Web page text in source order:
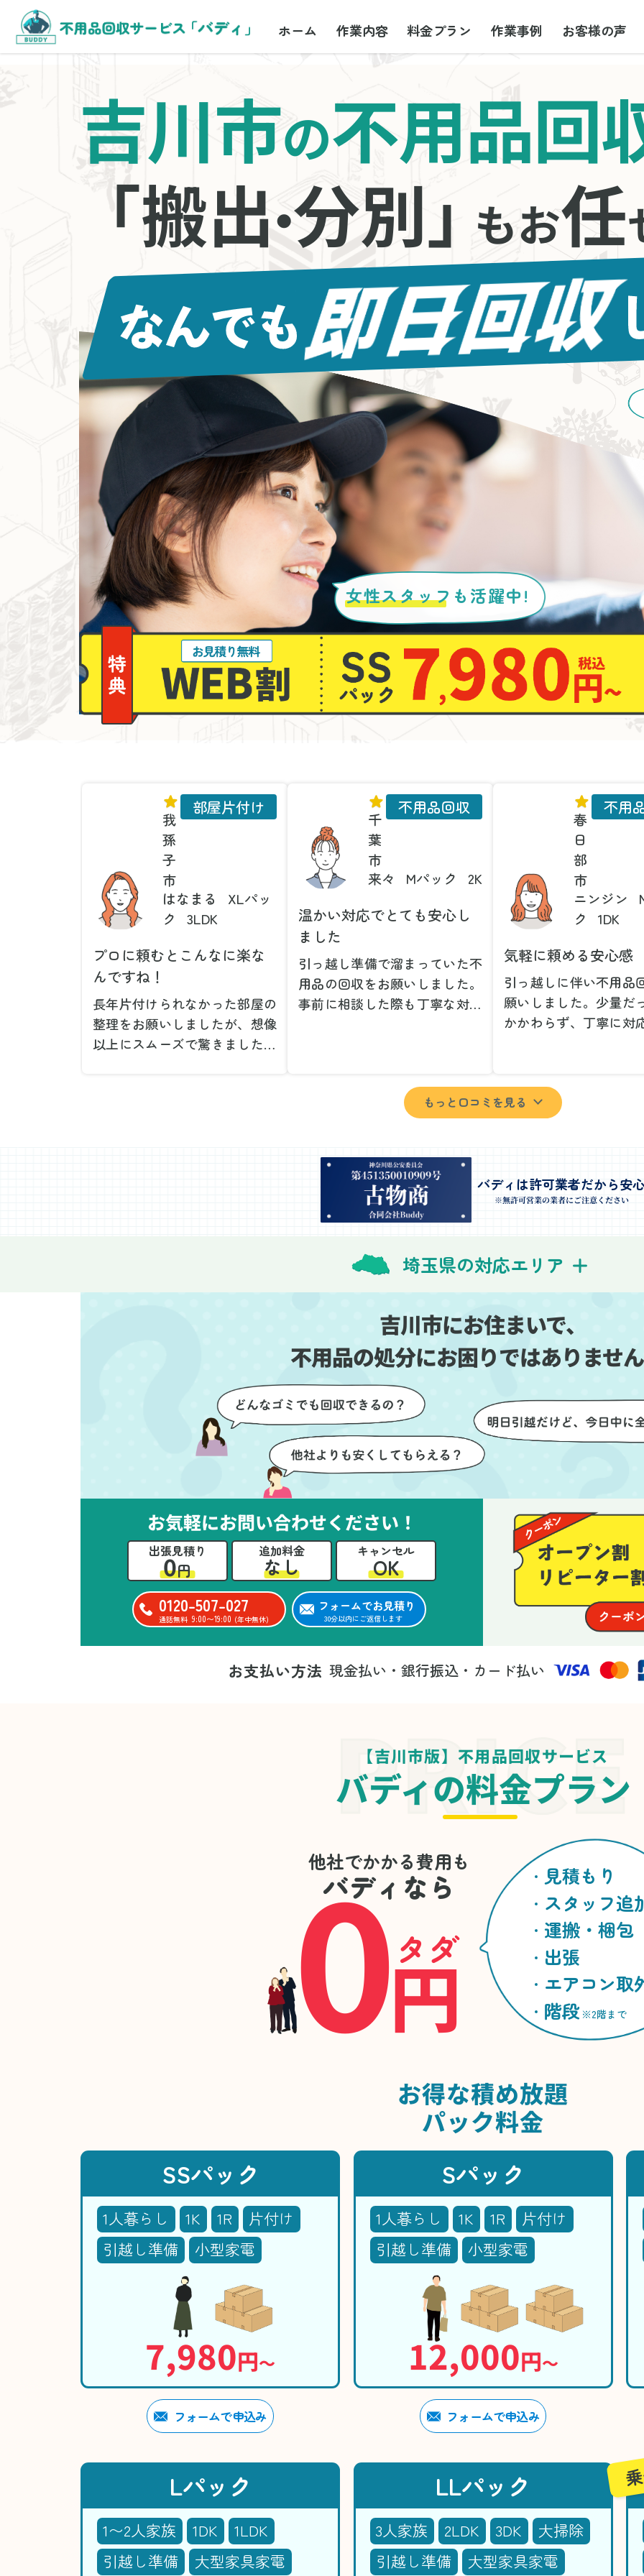
ホーム 作業内容 料金プラン 作業事例 お客様の声
吉川市の不用品回
「搬出・分別」もお任
女性スタッフ も活躍中!
我
孫
子
市
はなまる
XLパッ
ク
3LDK
部屋片付け
プロに頼むとこんなに楽な
んですね！
長年片付けられなかった部屋の
整理をお願いしましたが、想像
以上にスムーズで驚きました。
了後には部屋全体を清掃してい
ただき、まるで新しい家のよう
な清潔感に感動しました。
千
葉
市
来々
Mパック 2K
不用品回収
温かい対応でとても安心し
ました
引っ越し準備で溜まっていた不
用品の回収をお願いしました。
事前に相談した際も丁寧な対応
いものが多かったのですが、手
際よく対応していただき驚きま
ださり、作業の流れや注意点を
しっかり説明していただけたの
で、こちらも安心感を持って作
業を見守ることができました。
けないように細心の注意を払っ
かったです。作業が終わった後
には、こちらからお願いしなく
ても部屋を簡単に清掃していた
だけたのも好印象でした。
さらに、分別の仕方やリサイク
ル可能なものについても教えて
いただき、今後の片付けにも役
立つ知識が増えました。また何
ービスをありがとうございまし
た。
春
日
部
市
ニンジン
ク
1DK
不用
気軽に頼める安心感
引っ越しに伴い不用品
願いしました。少量だ
かかわらず、丁寧に対
じてくださり、次回も
いしたいと思いました
特に、自分では持ち運
業を終えることができ
事前に見積もりを取っ
できました。引っ越し
とができました。
もっと口コミを見る
バディは許可業者だから安
※無許可営業の業者にご注意ください
埼玉県の対応エリア
吉川市にお住まいで、
不用品の処分にお困りではありませ
お気軽にお問い合わせください！
出張見積り
0円
追加料金
なし
キャンセル
OK
0120-507-027
通話無料 9:00〜19:00 (年中無休)
フォームでお見積り
30分以内にご返信します
お支払い方法 現金払い・銀行振込・カード払い
【吉川市版】不用品回収サービス
バディの料金プラン
他社でかかる費用も
バディなら
0円
タダ
見積もり
スタッフ追
運搬・梱包
出張
エアコン取
階段 ※2階まで
お得な積め放題
パック料金
SSパック
1人暮らし 1K 1R
片付け
引越し準備
小型家電
7,980円〜
フォームで申込み
Sパック
1人暮らし 1K 1R
片付け
引越し準備
小型家電
12,000円〜
フォームで申込み
Lパック
1〜2人家族 1DK
1LDK
引越し準備
大型家具家電
LLパック
3人家族 2LDK 3DK
大掃除
引越し準備
大型家具家電